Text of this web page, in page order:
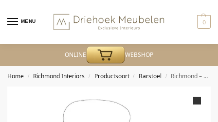
MENU 0
ONLINE WEBSHOP
Home / Richmond Interiors / Productsoort / Barstoel / Richmond – Barstoel Dantes hazel